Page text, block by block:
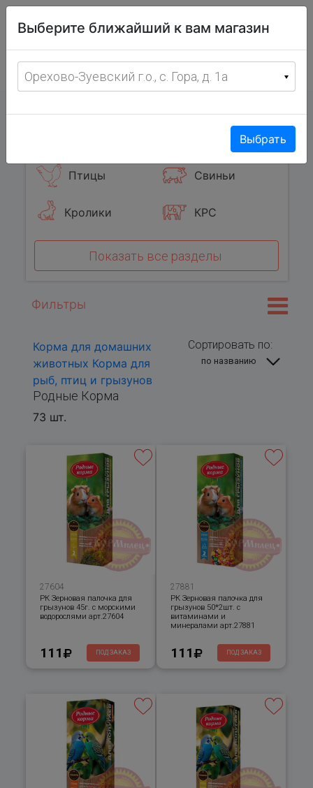
фермерских
товаров
с 8:00 до 19:00 ежедневно
Птицы Свиньи
Кролики КРС
Показать все разделы
Фильтры
Корма для домашних
животных Корма для
рыб, птиц и грызунов
Родные Корма
73 шт.
Сортировать по:
по названию
27604
РК Зерновая палочка для
грызунов 45г. с морскими
водорослями арт.27604
111 ПОД ЗАКАЗ
27881
РК Зерновая палочка для
грызунов 50*2шт. с
витаминами и
минералами арт.27881
111 ПОД ЗАКАЗ
Выберите ближайший к вам магазин
Орехово-Зуевский г.о., с. Гора, д. 1а
Выбрать